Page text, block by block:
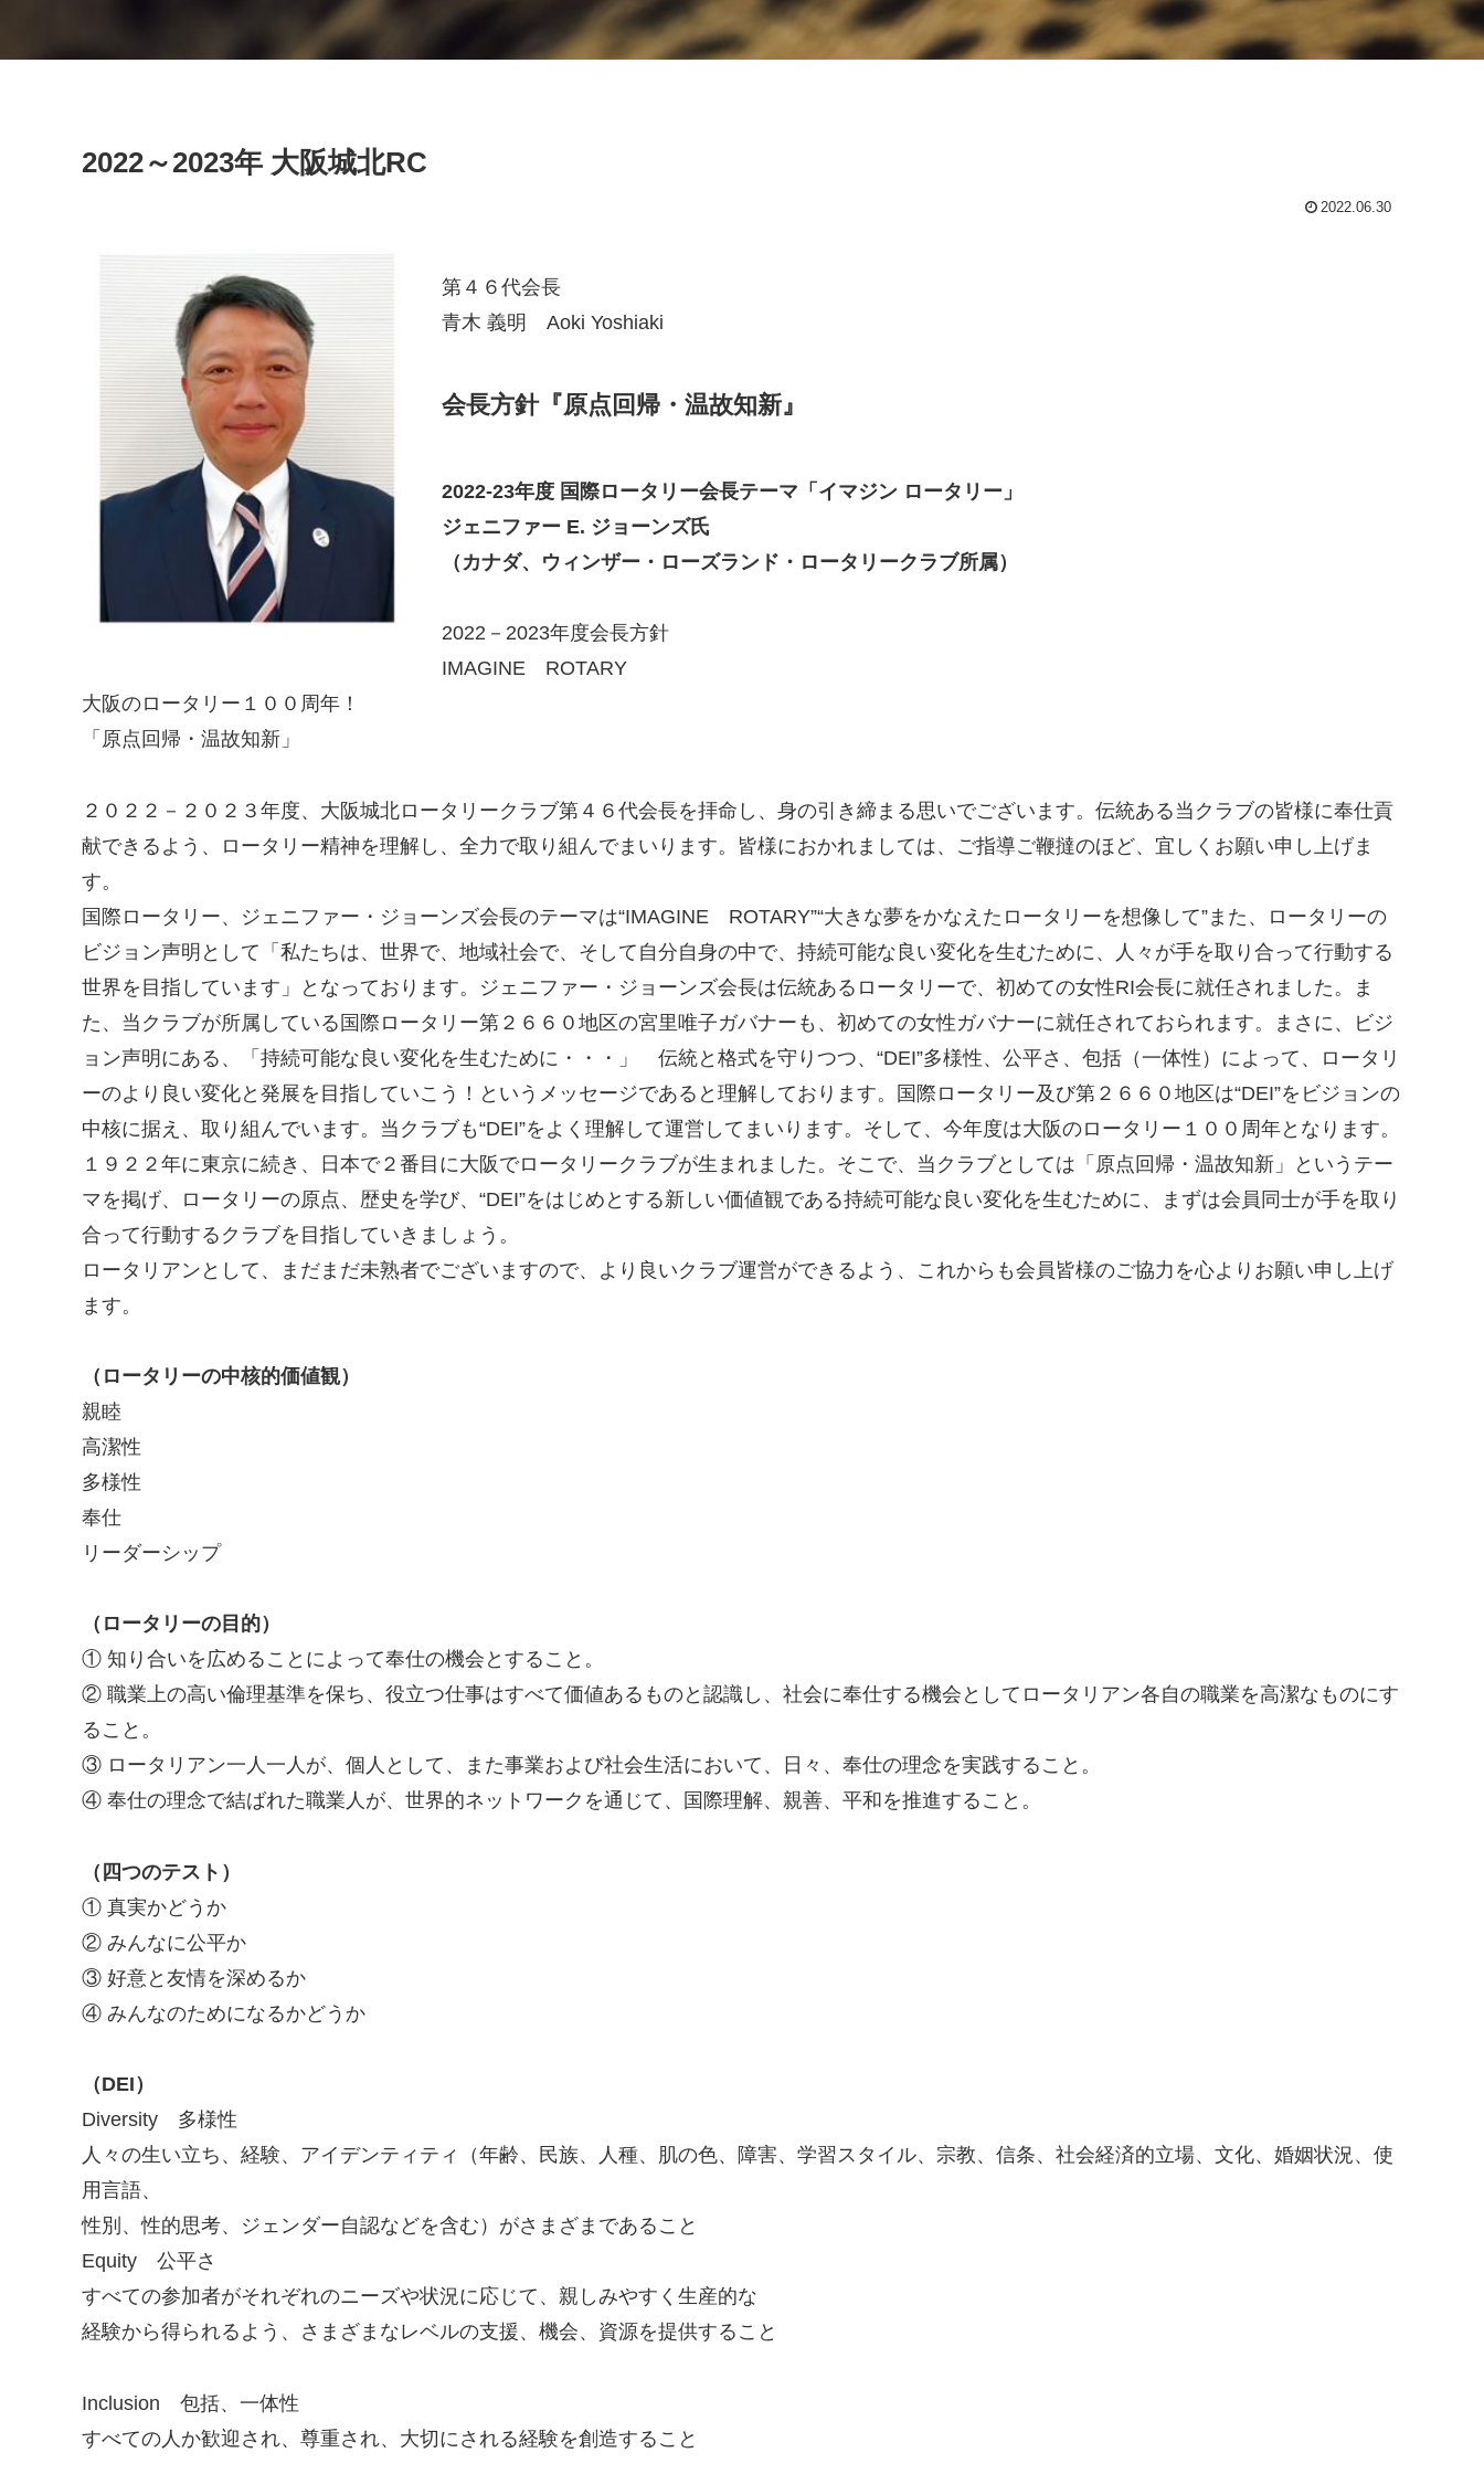
2022～2023年 大阪城北RC
2022.06.30
第４６代会長
青木 義明 Aoki Yoshiaki
会長方針『原点回帰・温故知新』
2022-23年度 国際ロータリー会長テーマ「イマジン ロータリー」
ジェニファー E. ジョーンズ氏
（カナダ、ウィンザー・ローズランド・ロータリークラブ所属）
2022－2023年度会長方針
IMAGINE ROTARY
大阪のロータリー１００周年！
「原点回帰・温故知新」
２０２２－２０２３年度、大阪城北ロータリークラブ第４６代会長を拝命し、身の引き締まる思いでございます。伝統ある当クラブの皆様に奉仕貢
献できるよう、ロータリー精神を理解し、全力で取り組んでまいります。皆様におかれましては、ご指導ご鞭撻のほど、宜しくお願い申し上げま
す。
国際ロータリー、ジェニファー・ジョーンズ会長のテーマは“IMAGINE ROTARY”“大きな夢をかなえたロータリーを想像して”また、ロータリーの
ビジョン声明として「私たちは、世界で、地域社会で、そして自分自身の中で、持続可能な良い変化を生むために、人々が手を取り合って行動する
世界を目指しています」となっております。ジェニファー・ジョーンズ会長は伝統あるロータリーで、初めての女性RI会長に就任されました。ま
た、当クラブが所属している国際ロータリー第２６６０地区の宮里唯子ガバナーも、初めての女性ガバナーに就任されておられます。まさに、ビジ
ョン声明にある、「持続可能な良い変化を生むために・・・」 伝統と格式を守りつつ、“DEI”多様性、公平さ、包括（一体性）によって、ロータリ
ーのより良い変化と発展を目指していこう！というメッセージであると理解しております。国際ロータリー及び第２６６０地区は“DEI”をビジョンの
中核に据え、取り組んでいます。当クラブも“DEI”をよく理解して運営してまいります。そして、今年度は大阪のロータリー１００周年となります。
１９２２年に東京に続き、日本で２番目に大阪でロータリークラブが生まれました。そこで、当クラブとしては「原点回帰・温故知新」というテー
マを掲げ、ロータリーの原点、歴史を学び、“DEI”をはじめとする新しい価値観である持続可能な良い変化を生むために、まずは会員同士が手を取り
合って行動するクラブを目指していきましょう。
ロータリアンとして、まだまだ未熟者でございますので、より良いクラブ運営ができるよう、これからも会員皆様のご協力を心よりお願い申し上げ
ます。
（ロータリーの中核的価値観）
親睦
高潔性
多様性
奉仕
リーダーシップ
（ロータリーの目的）
① 知り合いを広めることによって奉仕の機会とすること。
② 職業上の高い倫理基準を保ち、役立つ仕事はすべて価値あるものと認識し、社会に奉仕する機会としてロータリアン各自の職業を高潔なものにす
ること。
③ ロータリアン一人一人が、個人として、また事業および社会生活において、日々、奉仕の理念を実践すること。
④ 奉仕の理念で結ばれた職業人が、世界的ネットワークを通じて、国際理解、親善、平和を推進すること。
（四つのテスト）
① 真実かどうか
② みんなに公平か
③ 好意と友情を深めるか
④ みんなのためになるかどうか
（DEI）
Diversity 多様性
人々の生い立ち、経験、アイデンティティ（年齢、民族、人種、肌の色、障害、学習スタイル、宗教、信条、社会経済的立場、文化、婚姻状況、使
用言語、
性別、性的思考、ジェンダー自認などを含む）がさまざまであること
Equity 公平さ
すべての参加者がそれぞれのニーズや状況に応じて、親しみやすく生産的な
経験から得られるよう、さまざまなレベルの支援、機会、資源を提供すること
Inclusion 包括、一体性
すべての人か歓迎され、尊重され、大切にされる経験を創造すること